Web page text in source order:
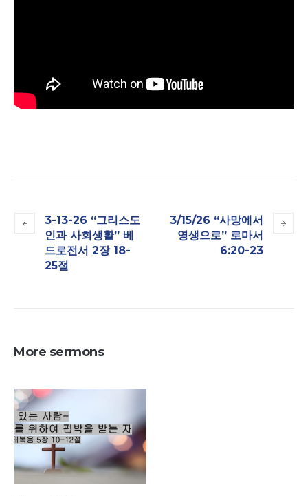
3-13-26 “그리스도
인과 사회생활” 베
드로전서 2장 18-
25절
3/15/26 “사망에서
영생으로” 로마서
6:20-23
More sermons